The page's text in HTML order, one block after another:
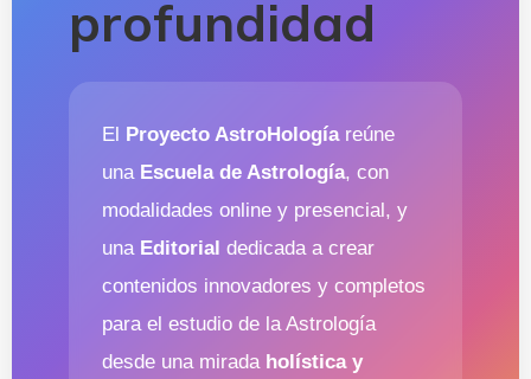
profundidad
El Proyecto AstroHologíareúne
una Escuela de Astrología, con
modalidades online y presencial, y
una Editorial dedicada a crear
contenidos innovadores y completos
para el estudio de la Astrología
desde una mirada holística y